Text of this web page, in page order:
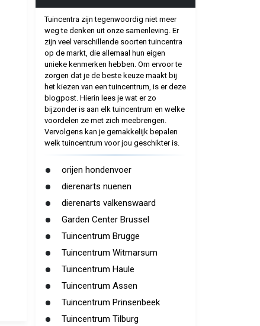
Tuincentra zijn tegenwoordig niet meer
weg te denken uit onze samenleving. Er
zijn veel verschillende soorten tuincentra
op de markt, die allemaal hun eigen
unieke kenmerken hebben. Om ervoor te
zorgen dat je de beste keuze maakt bij
het kiezen van een tuincentrum, is er deze
blogpost. Hierin lees je wat er zo
bijzonder is aan elk tuincentrum en welke
voordelen ze met zich meebrengen.
Vervolgens kan je gemakkelijk bepalen
welk tuincentrum voor jou geschikter is.
orijen hondenvoer
dierenarts nuenen
dierenarts valkenswaard
Garden Center Brussel
Tuincentrum Brugge
Tuincentrum Witmarsum
Tuincentrum Haule
Tuincentrum Assen
Tuincentrum Prinsenbeek
Tuincentrum Tilburg